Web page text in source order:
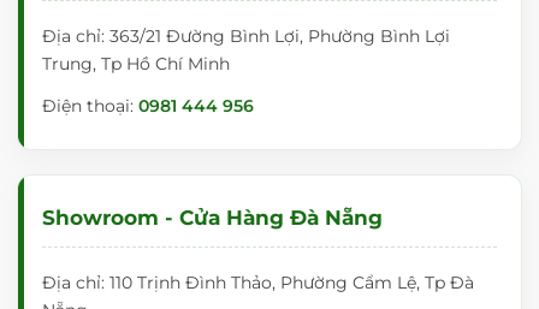
Địa chỉ: 363/21 Đường Bình Lợi, Phường Bình Lợi
Trung, Tp Hồ Chí Minh
Điện thoại: 0981 444 956
Showroom - Cửa Hàng Đà Nẵng
Địa chỉ: 110 Trịnh Đình Thảo, Phường Cẩm Lệ, Tp Đà